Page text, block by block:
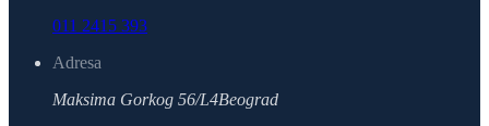
011 2415 393
Adresa
Maksima Gorkog 56/L4Beograd